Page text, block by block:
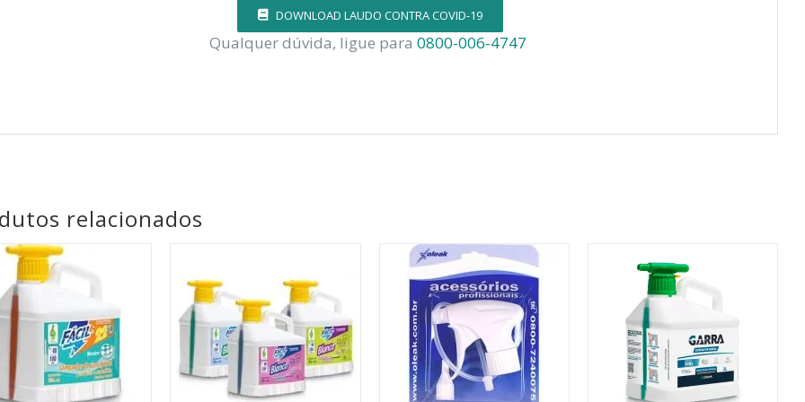
DOWNLOAD LAUDO CONTRA COVID-19
Qualquer dúvida, ligue para0800-006-4747
relacionados